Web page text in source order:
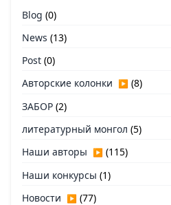
Blog (0)
News (13)
Post (0)
Авторские колонки ▶ (8)
ЗАБОР (2)
литературный монгол (5)
Наши авторы ▶ (115)
Наши конкурсы (1)
Новости ▶ (77)